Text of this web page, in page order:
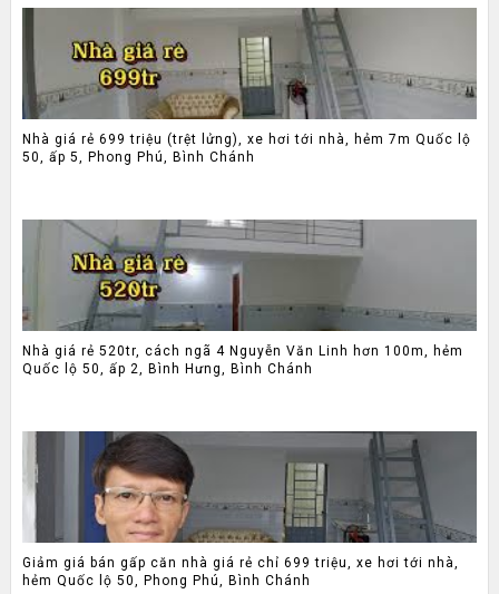
Nhà giá rẻ 699 triệu (trệt lửng), xe hơi tới nhà, hẻm 7m Quốc lộ
50, ấp 5, Phong Phú, Bình Chánh
Nhà giá rẻ 520tr, cách ngã 4 Nguyễn Văn Linh hơn 100m, hẻm
Quốc lộ 50, ấp 2, Bình Hưng, Bình Chánh
Giảm giá bán gấp căn nhà giá rẻ chỉ 699 triệu, xe hơi tới nhà,
hẻm Quốc lộ 50, Phong Phú, Bình Chánh